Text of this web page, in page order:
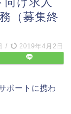
（募集終
/ 2019年4月2日
ポートに携わ